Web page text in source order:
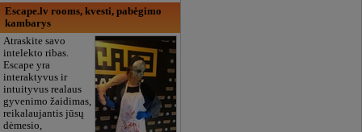
Escape.lv rooms, kvesti, pabėgimo
kambarys
Atraskite savo
intelekto ribas.
Escape yra
interaktyvus ir
intuityvus realaus
gyvenimo žaidimas,
reikalaujantis jūsų
dėmesio,